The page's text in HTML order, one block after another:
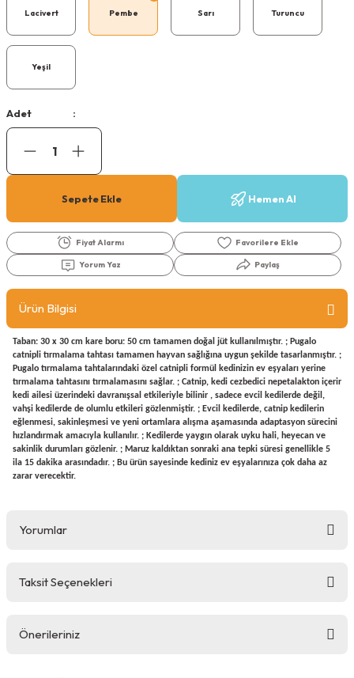
Köpek Ödül Mamaları Ve Yaş
Lacivert Pembe Sarı Turuncu
Yeşil
Adet
Sepete Ekle Hemen Al
Fiyat Alarmı
Yorum Yaz Paylaş
Ürün Bilgisi
Taban: 30 x 30 cm kare boru: 50 cm tamamen doğal jüt kullanılmıştır. ; Pugalo
catnipli tırmalama tahtası tamamen hayvan sağlığına uygun şekilde tasarlanmıştır. ;
Pugalo tırmalama tahtalarındaki özel catnipli formül kedinizin ev eşyaları yerine
tırmalama tahtasını tırmalamasını sağlar. ; Catnip, kedi cezbedici nepetalakton içerir
kedi ailesi üzerindeki davranışsal etkileriyle bilinir , sadece evcil kedilerde değil,
vahşi kedilerde de olumlu etkileri gözlenmiştir. ; Evcil kedilerde, catnip kedilerin
eğlenmesi, sakinleşmesi ve yeni ortamlara alışma aşamasında adaptasyon sürecini
hızlandırmak amacıyla kullanılır. ; Kedilerde yaygın olarak uyku hali, heyecan ve
sakinlik durumları gözlenir. ; Maruz kaldıktan sonraki ana tepki süresi genellikle 5
ila 15 dakika arasındadır. ; Bu ürün sayesinde kediniz ev eşyalarınıza çok daha az
zarar verecektir.
Yorumlar
Bu ürüne ilk yorumu siz yapın!
Taksit Seçenekleri
Önerileriniz